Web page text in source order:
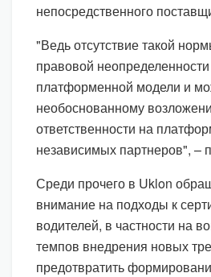
непосредственного
"Ведь отсутствие такой
правовой
платформенной модели и
необоснованному
ответственности на
независимых партнеров", –
Среди прочего в Uklon
внимание на подходы к
водителей, в частности на
темпов внедрения новых
предотвратить